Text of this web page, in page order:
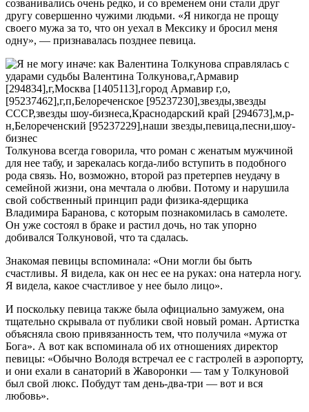
созванивались очень редко, и со временем они стали друг
другу совершенно чужими людьми. «Я никогда не прощу
своего мужа за то, что он уехал в Мексику и бросил меня
одну», — признавалась позднее певица.
Толкунова всегда говорила, что роман с женатым мужчиной
для нее табу, и зарекалась когда-либо вступить в подобного
рода связь. Но, возможно, второй раз претерпев неудачу в
семейной жизни, она мечтала о любви. Потому и нарушила
свой собственный принцип ради физика-ядерщика
Владимира Баранова, с которым познакомилась в самолете.
Он уже состоял в браке и растил дочь, но так упорно
добивался Толкуновой, что та сдалась.
Знакомая певицы вспоминала: «Они могли бы быть
счастливы. Я видела, как он нес ее на руках: она натерла ногу.
Я видела, какое счастливое у нее было лицо».
И поскольку певица также была официально замужем, она
тщательно скрывала от публики свой новый роман. Артистка
объясняла свою привязанность тем, что получила «мужа от
Бога». А вот как вспоминала об их отношениях директор
певицы: «Обычно Володя встречал ее с гастролей в аэропорту,
и они ехали в санаторий в Жаворонки — там у Толкуновой
был свой люкс. Побудут там день-два-три — вот и вся
любовь».